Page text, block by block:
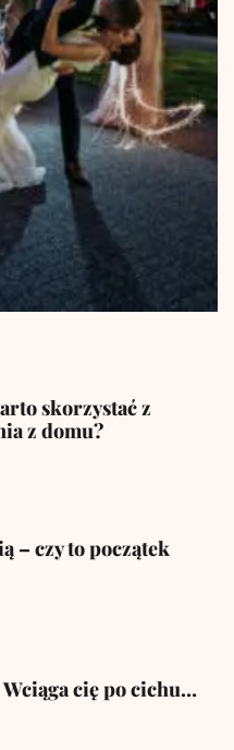
skorzystać z
z domu?
– czy to początek
cię po cichu…